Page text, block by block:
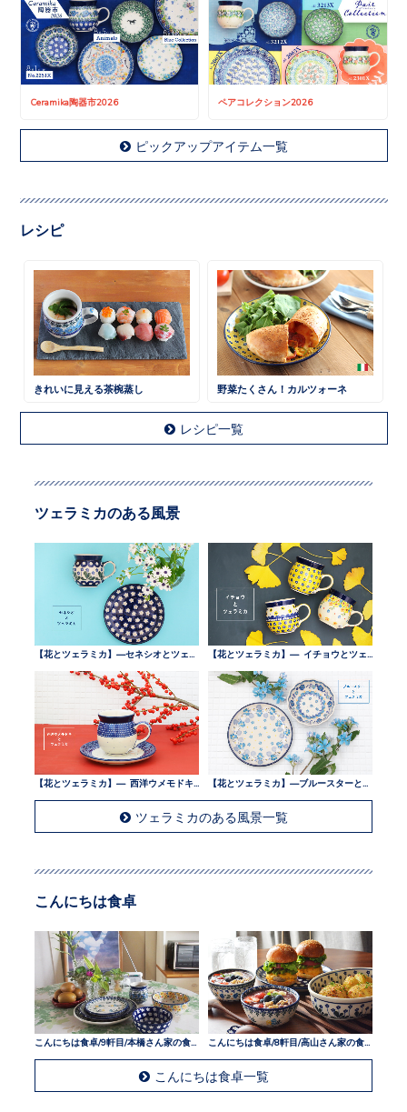
Ceramika陶器市2026 ペアコレクション2026
ピックアップアイテム一覧
レシピ
きれいに見える茶椀蒸し 野菜たくさん！カルツォーネ
レシピ一覧
ツェラミカのある風景
ツェラミカのある風景一覧
こんにちは食卓
こんにちは食卓/9軒目/本橋さん家の食卓
こんにちは食卓一覧